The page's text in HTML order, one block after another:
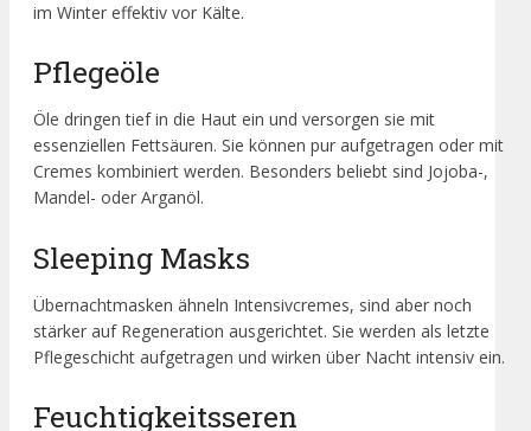
im Winter effektiv vor Kälte.
Pflegeöle
Öle dringen tief in die Haut ein und versorgen sie mit
essenziellen Fettsäuren. Sie können pur aufgetragen oder mit
Cremes kombiniert werden. Besonders beliebt sind Jojoba-,
Mandel- oder Arganöl.
Sleeping Masks
Übernachtmasken ähneln Intensivcremes, sind aber noch
stärker auf Regeneration ausgerichtet. Sie werden als letzte
Pflegeschicht aufgetragen und wirken über Nacht intensiv ein.
Feuchtigkeitsseren